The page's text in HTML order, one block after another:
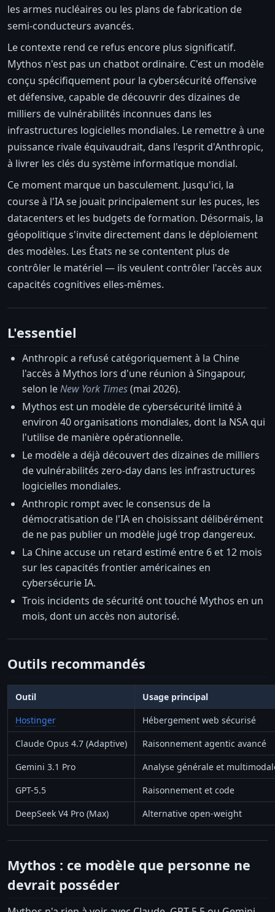
les armes nucléaires ou les plans de fabrication de
semi-conducteurs avancés.
Le contexte rend ce refus encore plus significatif.
Mythos n'est pas un chatbot ordinaire. C'est un modèle
conçu spécifiquement pour la cybersécurité offensive
et défensive, capable de découvrir des dizaines de
milliers de vulnérabilités inconnues dans les
infrastructures logicielles mondiales. Le remettre à une
puissance rivale équivaudrait, dans l'esprit d'Anthropic,
à livrer les clés du système informatique mondial.
Ce moment marque un basculement. Jusqu'ici, la
course à l'IA se jouait principalement sur les puces, les
datacenters et les budgets de formation. Désormais, la
géopolitique s'invite directement dans le déploiement
des modèles. Les États ne se contentent plus de
contrôler le matériel — ils veulent contrôler l'accès aux
capacités cognitives elles-mêmes.
L'essentiel
Anthropic a refusé catégoriquement à la Chine
l'accès à Mythos lors d'une réunion à Singapour,
selon leNew York Times(mai 2026).
Mythos est un modèle de cybersécurité limité à
environ 40 organisations mondiales, dont la NSA qui
l'utilise de manière opérationnelle.
Le modèle a déjà découvert des dizaines de milliers
de vulnérabilités zero-day dans les infrastructures
logicielles mondiales.
Anthropic rompt avec le consensus de la
démocratisation de l'IA en choisissant délibérément
de ne pas publier un modèle jugé trop dangereux.
La Chine accuse un retard estimé entre 6 et 12 mois
sur les capacités frontier américaines en
cybersécurie IA.
Trois incidents de sécurité ont touché Mythos en un
mois, dont un accès non autorisé.
Outils recommandés
Outil
Usage principal
Hostinger
Hébergement web sécurisé
Claude Opus 4.7 (Adaptive)
Raisonnement agentic avancé
Gemini 3.1 Pro
Analyse générale et
GPT-5.5
Raisonnement et code
DeepSeek V4 Pro (Max)
Alternative open-weight
Mythos : ce modèle que personne ne
devrait posséder